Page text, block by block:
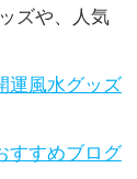
ズや、人気
運風水グッズ
すすめブログ